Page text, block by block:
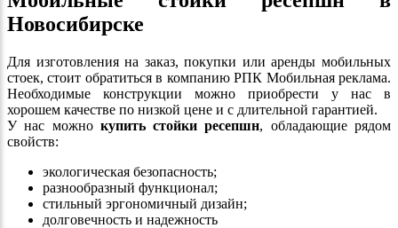
Новосибирске
Для изготовления на заказ, покупки или аренды мобильных
стоек, стоит обратиться в компанию РПК Мобильная реклама.
Необходимые конструкции можно приобрести у нас в
хорошем качестве по низкой цене и с длительной гарантией.
У нас можно купить стойки ресепшн, обладающие рядом
свойств:
экологическая безопасность;
разнообразный функционал;
стильный эргономичный дизайн;
долговечность и надежность